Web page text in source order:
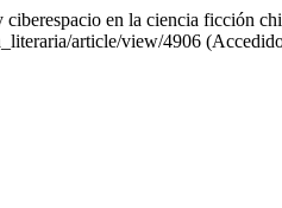
en la ciencia ficción
article/view/4906